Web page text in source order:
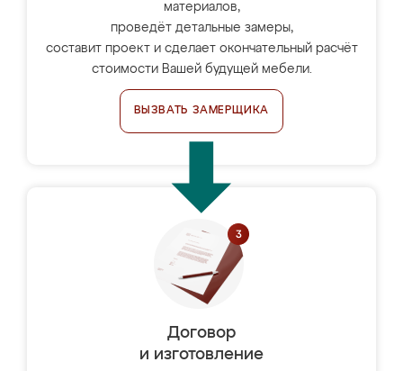
материалов,
проведёт детальные замеры,
составит проект и сделает окончательный расчёт
стоимости Вашей будущей мебели.
ВЫЗВАТЬ ЗАМЕРЩИКА
Договор
и изготовление